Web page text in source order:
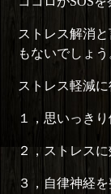
ストレス解消
もないでしょう
ストレス軽減
１，思いっき
２，ストレス
３，自律神経